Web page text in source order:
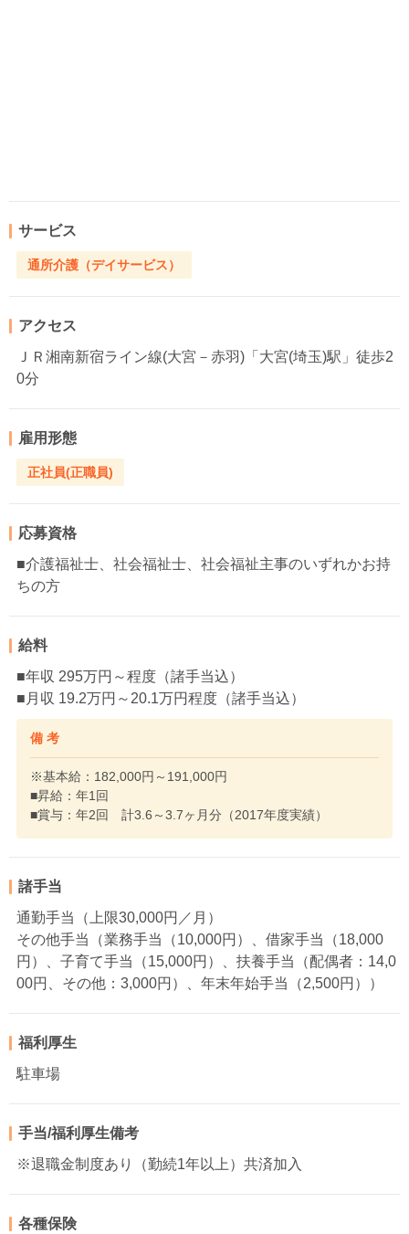
サービス
通所介護（デイサービス）
アクセス
ＪＲ湘南新宿ライン線(大宮－赤羽)「大宮(埼玉)駅」徒歩2
0分
雇用形態
正社員(正職員)
応募資格
■介護福祉士、社会福祉士、社会福祉主事のいずれかお持
ちの方
給料
■年収 295万円～程度（諸手当込）
■月収 19.2万円～20.1万円程度（諸手当込）
備 考
※基本給：182,000円～191,000円
■昇給：年1回
■賞与：年2回 計3.6～3.7ヶ月分（2017年度実績）
諸手当
通勤手当（上限30,000円／月）
その他手当（業務手当（10,000円）、借家手当（18,000
円）、子育て手当（15,000円）、扶養手当（配偶者：14,0
00円、その他：3,000円）、年末年始手当（2,500円））
福利厚生
駐車場
手当/福利厚生備考
※退職金制度あり（勤続1年以上）共済加入
各種保険